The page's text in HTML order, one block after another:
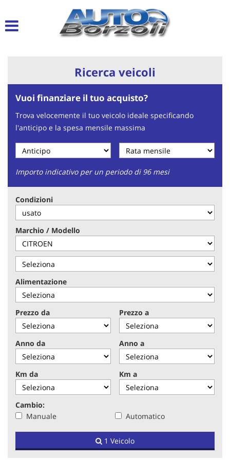
Ricerca veicoli
Vuoi finanziare il tuo acquisto?
Trova velocemente il tuo veicolo ideale specificando
l'anticipo e la spesa mensile massima
Importo indicativo per un periodo di 96 mesi
Condizioni
Marchio / Modello
Alimentazione
Prezzo da Prezzo a
Anno da Anno a
Km da Km a
Cambio:
Manuale
Automatico
1 Veicolo
Le
tue
pannello
consente
di
esprimere
tue
preferenze
alle
tecnologie
di
tracciamento
che
adottiamo
per
offrire
le
funzionalità
e
svolgere
attività
di
seguito
descritte.
Per
ottenere
maggiori
informazioni
sull'utilità
funzionamento